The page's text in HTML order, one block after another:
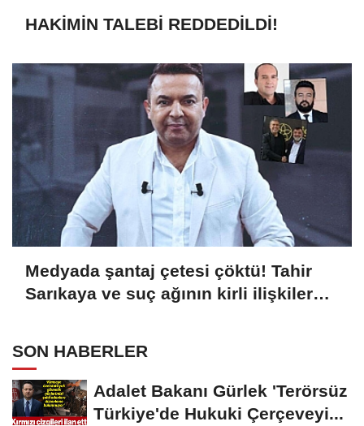
HAKİMİN TALEBİ REDDEDİLDİ!
Medyada şantaj çetesi çöktü! Tahir
Sarıkaya ve suç ağının kirli ilişkiler
SON HABERLER
Adalet Bakanı Gürlek 'Terörsüz
Türkiye'de Hukuki Çerçeveyi...